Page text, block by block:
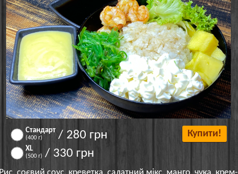
Стандарт
(400 г) / 280 грн
XL
(500 г) / 330 грн
Купити!